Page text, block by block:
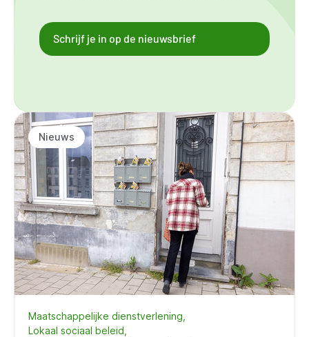
Schrijf je in op de nieuwsbrief
Nieuws
Maatschappelijke dienstverlening
Lokaal sociaal beleid